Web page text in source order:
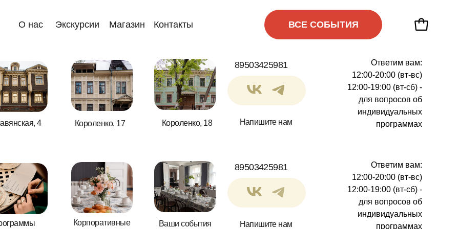
ВСЕ СОБЫТИЯ
О нас Экскурсии Магазин Контакты ВСЕ СОБЫТИЯ
О нас Экскурсии Магазин Контакты
Короленко, 18
89503425981
Короленко, 17
4 Напишите нам
Ответим вам:
12:00-20:00 (вт-вс)
12:00-19:00 (вт-сб) -
для вопросов об
индивидуальных
программах
89503425981
Ваши события
Корпоративные Напишите нам
Ответим вам:
12:00-20:00 (вт-вс)
12:00-19:00 (вт-сб) -
для вопросов об
индивидуальных
программах